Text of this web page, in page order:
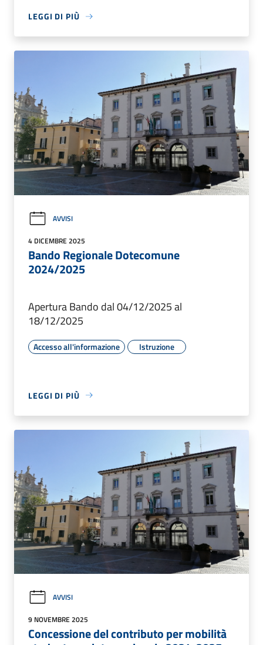
LEGGI DI PIÙ
AVVISI
4 DICEMBRE 2025
Bando Regionale Dotecomune
2024/2025
Apertura Bando dal 04/12/2025 al
18/12/2025
Accesso all'informazione Istruzione
LEGGI DI PIÙ
AVVISI
9 NOVEMBRE 2025
Concessione del contributo per mobilità